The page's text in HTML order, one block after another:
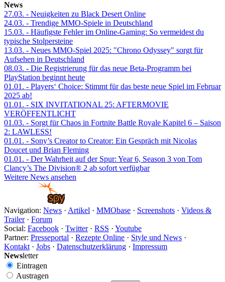
News
27.03. - Neuigkeiten zu Black Desert Online
24.03. - Trendige MMO-Spiele in Deutschland
15.03. - Häufigste Fehler im Online-Gaming: So vermeidest du
typische Stolpersteine
13.03. - Neues MMO-Spiel 2025: "Chrono Odyssey" sorgt für
Aufsehen in Deutschland
08.03. - Die Registrierung für das neue Beta-Programm bei
PlayStation beginnt heute
01.01. - Players‘ Choice: Stimmt für das beste neue Spiel im Februar
2025 ab!
01.01. - SIX INVITATIONAL 25: AFTERMOVIE
VERÖFFENTLICHT
01.03. - Sorgt für Chaos in Fortnite Battle Royale Kapitel 6 – Saison
2: LAWLESS!
01.01. - Sony’s Creator to Creator: Ein Gespräch mit Nicolas
Doucet und Brian Fleming
01.01. - Der Wahrheit auf der Spur: Year 6, Season 3 von Tom
Clancy’s The Division® 2 ab sofort verfügbar
Weitere News ansehen
Navigation: News · Artikel · MMObase · Screenshots · Videos &
Trailer· Forum
Social: Facebook · Twitter· RSS · Youtube
Partner: Presseportal · Rezepte Online · Style und News ·
Kontakt · Jobs · Datenschutzerklärung · Impressum
Newsletter
Eintragen
Austragen